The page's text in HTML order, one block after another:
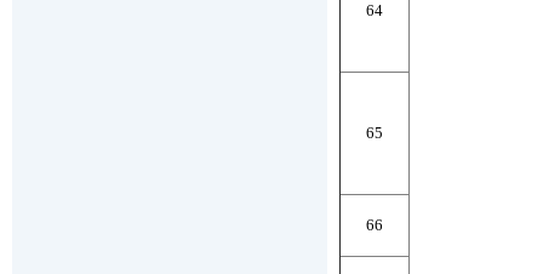
64
65
66